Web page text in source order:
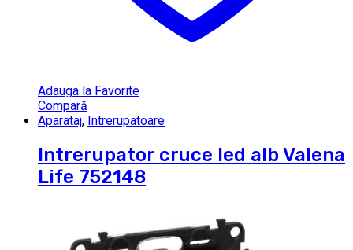
Adauga la Favorite
Compară
Aparataj, Intrerupatoare
Intrerupator cruce led alb Valena
Life 752148